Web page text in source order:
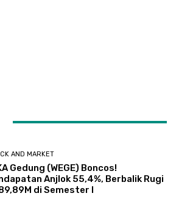
AND MARKET
Gedung (WEGE) Boncos!
Anjlok 55,4%, Berbalik Rugi
di Semester I